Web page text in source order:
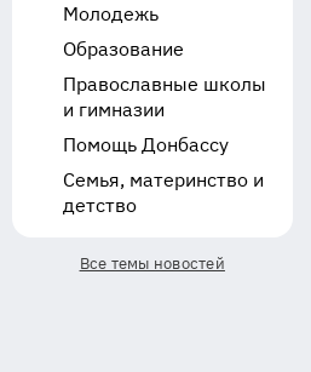
Молодежь
Образование
Православные школы
и гимназии
Помощь Донбассу
Семья, материнство и
детство
Все темы новостей